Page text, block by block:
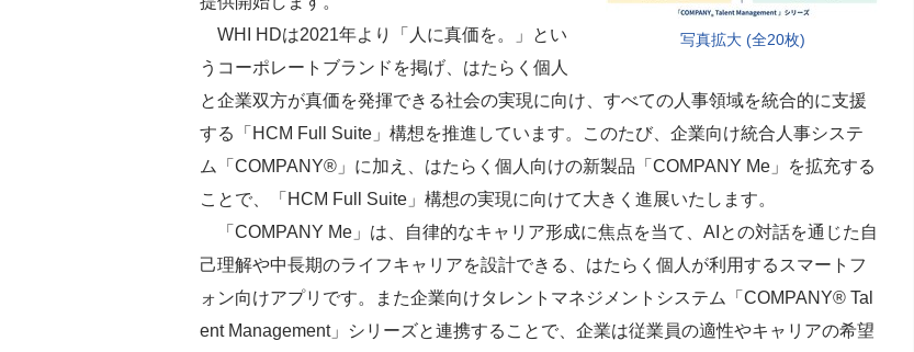
写真拡大 (全20枚)
WHI HDは2021年より「人に真価を。」とい
うコーポレートブランドを掲げ、はたらく個人
と企業双方が真価を発揮できる社会の実現に向け、すべての人事領域を統合的に支援
する「HCM Full Suite」構想を推進しています。このたび、企業向け統合人事システ
ム「COMPANY®」に加え、はたらく個人向けの新製品「COMPANY Me」を拡充する
ことで、「HCM Full Suite」構想の実現に向けて大きく進展いたします。
「COMPANY Me」は、自律的なキャリア形成に焦点を当て、AIとの対話を通じた自
己理解や中長期のライフキャリアを設計できる、はたらく個人が利用するスマートフ
ォン向けアプリです。また企業向けタレントマネジメントシステム「COMPANY® Tal
ent Management」シリーズと連携することで、企業は従業員の適性やキャリアの希望